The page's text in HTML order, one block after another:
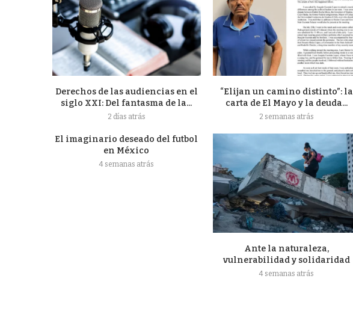
Derechos de las audiencias en el
siglo XXI: Del fantasma de la...
2 días atrás
“Elijan un camino distinto”: la
carta de El Mayo y la deuda...
2 semanas atrás
El imaginario deseado del futbol
en México
4 semanas atrás
Ante la naturaleza,
vulnerabilidad y solidaridad
4 semanas atrás